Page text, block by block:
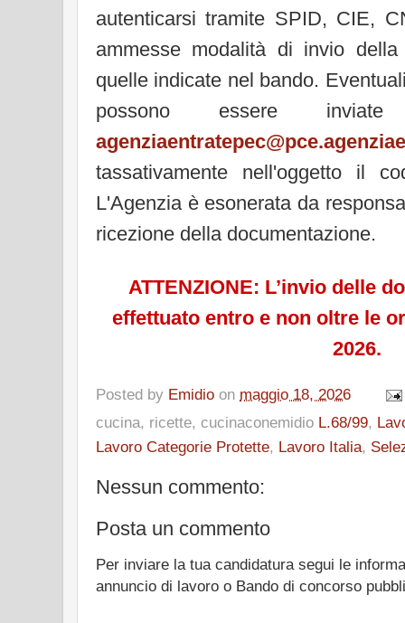
autenticarsi tramite SPID, CIE,
ammesse modalità di invio
quelle indicate nel bando.
possono essere
tassativamente nell'oggetto il
L'Agenzia è esonerata da
ricezione della documentazione.
ATTENZIONE: L’invio delle
effettuato entro e non oltre le
2026.
Posted by Emidio on maggio 18, 2026
cucina, ricette, cucinaconemidio L.68/99,
Lavoro Categorie Protette, Lavoro Italia,
Nessun commento:
Posta un commento
Per inviare la tua candidatura segui le
annuncio di lavoro o Bando di concorso